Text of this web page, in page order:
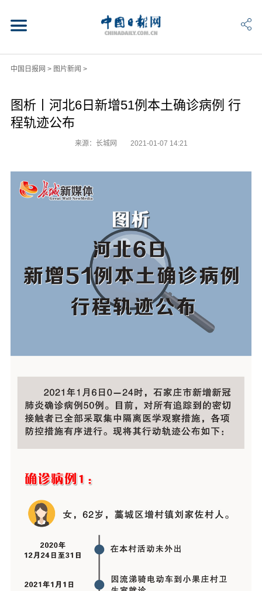
中国日报网 > 图片新闻 >
图析丨河北6日新增51例本土确诊病例 行
程轨迹公布
来源：长城网 2021-01-07 14:21